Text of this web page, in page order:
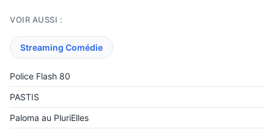
VOIR AUSSI :
Streaming Comédie
Police Flash 80
PASTIS
Paloma au PluriElles